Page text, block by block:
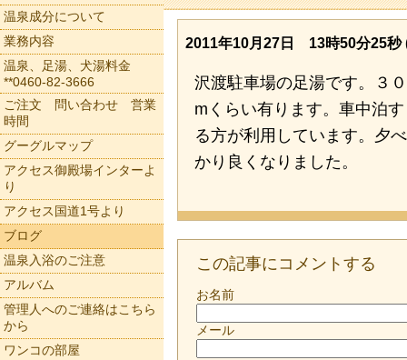
2011年10月27日 13時50分25秒
沢渡駐車場の足湯です。３０
mくらい有ります。車中泊す
る方が利用しています。夕
かり良くなりました。
この記事にコメントする
お名前
メール
温泉成分について
業務内容
温泉、足湯、犬湯料金
**0460-82-3666
ご注文 問い合わせ 営業
時間
グーグルマップ
アクセス御殿場インターよ
り
アクセス国道1号より
ブログ
温泉入浴のご注意
アルバム
管理人へのご連絡はこちら
から
ワンコの部屋